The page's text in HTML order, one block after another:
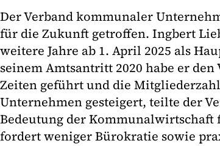
Der Verband kommunaler
für die Zukunft getroffen. Ingbert
weitere Jahre ab 1. April 2025 als
seinem Amtsantritt 2020 habe er
Zeiten geführt und die
Unternehmen gesteigert, teilte der
Bedeutung der
fordert weniger Bürokratie sowie